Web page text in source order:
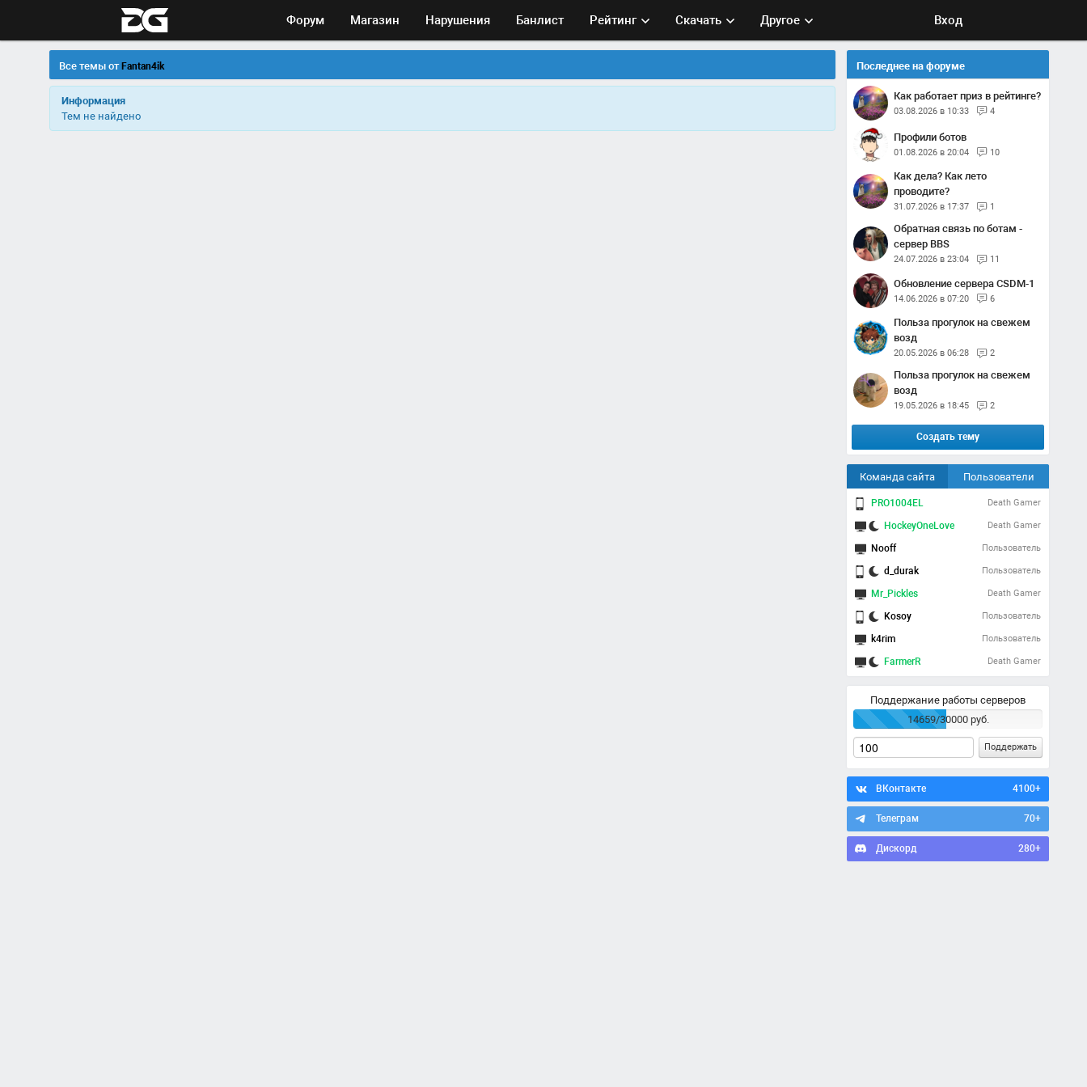
Форум Магазин Нарушения Банлист Рейтинг Скачать Другое Вход
Все темы от Fantan4ik
Информация
Тем не найдено
Последнее на форуме
Как работает приз в рейтинге?
03.08.2026 в 10:33 4
Профили ботов
01.08.2026 в 20:04 10
Как дела? Как лето
проводите?
31.07.2026 в 17:37 1
Обратная связь по ботам -
сервер BBS
24.07.2026 в 23:04 11
Обновление сервера CSDM-1
14.06.2026 в 07:20 6
Польза прогулок на свежем
возд
20.05.2026 в 06:28 2
Польза прогулок на свежем
возд
19.05.2026 в 18:45 2
Создать тему
Команда сайта Пользователи
PRO1004EL Death Gamer
HockeyOneLove Death Gamer
Nooff Пользователь
d_durak Пользователь
Mr_Pickles Death Gamer
Kosoy Пользователь
k4rim Пользователь
FarmerR Death Gamer
Поддержание работы серверов
14659/30000 руб.
Поддержать
ВКонтакте 4100+
Телеграм 70+
Дискорд 280+